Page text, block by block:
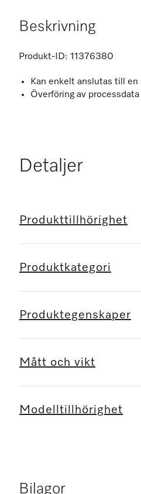
Beskrivning
Produkt-ID: 11376380
Kan enkelt anslutas till
Överföring av
Detaljer
Produkttillhörighet
Produktkategori
Produktegenskaper
Mått och vikt
Modelltillhörighet
Bilagor